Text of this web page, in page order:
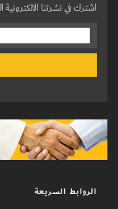
اشترك في نشرتنا
الروابط السريعة